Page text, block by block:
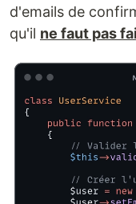
d'emails de
qu'il ne faut pas